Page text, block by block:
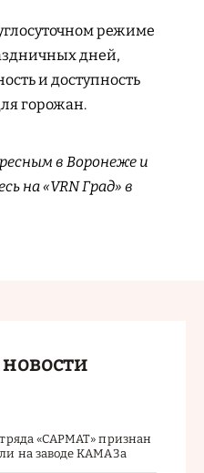
режиме
дней,
и доступность
горожан.
в Воронеже и
на «VRN Град» в
«САРМАТ» признан
на заводе КАМАЗа